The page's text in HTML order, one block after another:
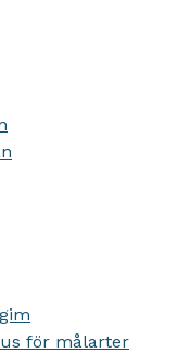
för målarter